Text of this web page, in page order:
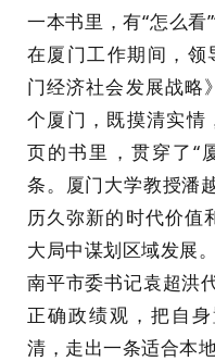
一本书里，有“怎么看
在厦门工作期间，
门经济社会发展战略
个厦门，既摸清实情
页的书里，贯穿了“
条。厦门大学教授潘
历久弥新的时代价值
大局中谋划区域发展
南平市委书记袁超洪
正确政绩观，把自
清，走出一条适合本